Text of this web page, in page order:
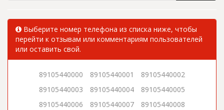
Выберите номер телефона из списка ниже, чтобы
перейти к отзывам или комментариям пользователей
или оставить свой.
89105440000 89105440001
89105440002
89105440003
89105440004
89105440005
89105440006
89105440007
89105440008